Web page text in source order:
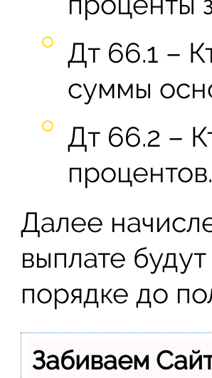
Дт 66.1 –
суммы
Дт 66.2 –
процентов.
Далее
выплате
порядке до
Забиваем